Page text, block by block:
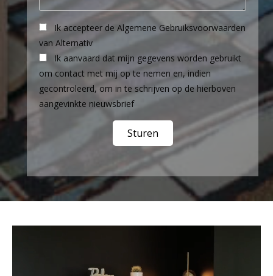
Ik accepteer de Algemene Gebruiksvoorwaarden
van Alternativ
Ik aanvaard dat mijn gegevens worden gebruikt
om contact met mij op te nemen en, indien
gecontroleerd, om in te schrijven op de hierboven
aangevinkte nieuwsbrief